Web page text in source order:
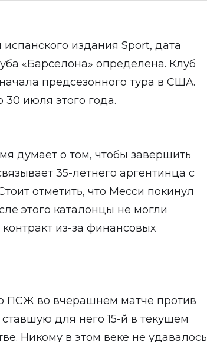
издания Sport, дата
«Барселона» определена. Клуб
предсезонного тура в США.
30 июля этого года.
думает о том, чтобы завершить
35-летнего аргентинца с
отметить, что Месси покинул
этого каталонцы не могли
из-за финансовых
ПСЖ во вчерашнем матче против
для него 15-й в текущем
Никому в этом веке не удавалось